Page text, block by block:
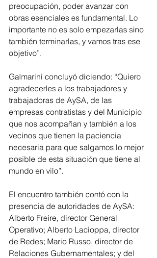
preocupación, poder avanzar con
obras esenciales es fundamental. Lo
importante no es solo empezarlas sino
también terminarlas, y vamos tras ese
objetivo”.
Galmarini concluyó diciendo: “Quiero
agradecerles a los trabajadores y
trabajadoras de AySA, de las
empresas contratistas y del Municipio
que nos acompañan y también a los
vecinos que tienen la paciencia
necesaria para que salgamos lo mejor
posible de esta situación que tiene al
mundo en vilo”.
El encuentro también contó con la
presencia de autoridades de AySA:
Alberto Freire, director General
Operativo; Alberto Lacioppa, director
de Redes; Mario Russo, director de
Relaciones Gubernamentales; y del